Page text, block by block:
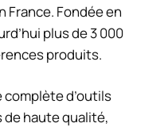
Fondée en
plus de 3 000
produits.
complète d’outils
haute qualité,